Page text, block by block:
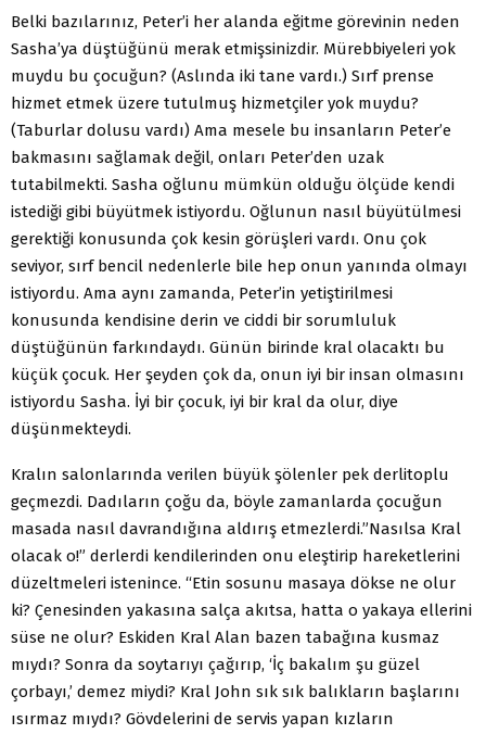
Belki bazılarınız, Peter’i her alanda eğitme görevinin neden
Sasha’ya düştüğünü merak etmişsinizdir. Mürebbiyeleri yok
muydu bu çocuğun? (Aslında iki tane vardı.) Sırf prense
hizmet etmek üzere tutulmuş hizmetçiler yok muydu?
(Taburlar dolusu vardı) Ama mesele bu insanların Peter’e
bakmasını sağlamak değil, onları Peter’den uzak
tutabilmekti. Sasha oğlunu mümkün olduğu ölçüde kendi
istediği gibi büyütmek istiyordu. Oğlunun nasıl büyütülmesi
gerektiği konusunda çok kesin görüşleri vardı. Onu çok
seviyor, sırf bencil nedenlerle bile hep onun yanında olmayı
istiyordu. Ama aynı zamanda, Peter’in yetiştirilmesi
konusunda kendisine derin ve ciddi bir sorumluluk
düştüğünün farkındaydı. Günün birinde kral olacaktı bu
küçük çocuk. Her şeyden çok da, onun iyi bir insan olmasını
istiyordu Sasha. İyi bir çocuk, iyi bir kral da olur, diye
düşünmekteydi.
Kralın salonlarında verilen büyük şölenler pek derlitoplu
geçmezdi. Dadıların çoğu da, böyle zamanlarda çocuğun
masada nasıl davrandığına aldırış etmezlerdi.”Nasılsa Kral
olacak o!” derlerdi kendilerinden onu eleştirip hareketlerini
düzeltmeleri istenince. “Etin sosunu masaya dökse ne olur
ki? Çenesinden yakasına salça akıtsa, hatta o yakaya ellerini
süse ne olur? Eskiden Kral Alan bazen tabağına kusmaz
mıydı? Sonra da soytarıyı çağırıp, ‘İç bakalım şu güzel
çorbayı,’ demez miydi? Kral John sık sık balıkların başlarını
ısırmaz mıydı? Gövdelerini de servis yapan kızların